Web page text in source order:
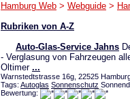
Hamburg Web > Webguide >
Rubriken von A-Z
Auto-Glas-Service Jahns
- Verglasung von Fahrzeugen
Oltimer ...
Warnstedtstrasse 16g, 22525
Tags: Autoglas Sonnenschutz
Bewertung: